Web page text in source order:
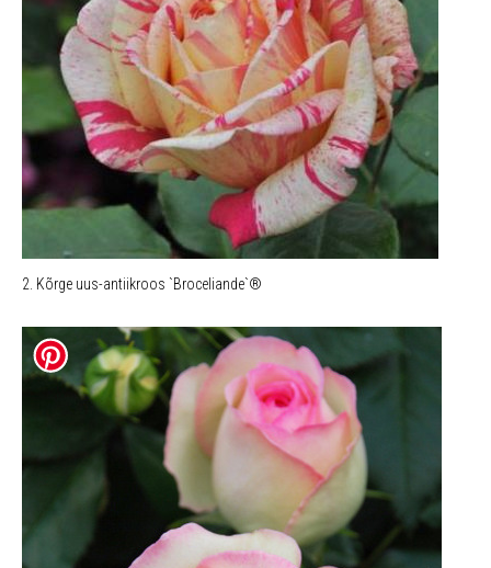
2. Kõrge uus-antiikroos `Broceliande`®